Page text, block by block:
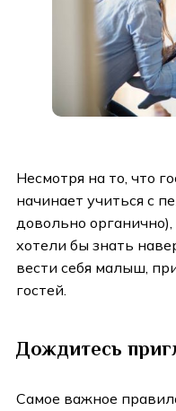
Несмотря на то, что
начинает учиться с
довольно
хотели бы знать
вести себя малыш,
гостей.
Дождитесь
Самое важное